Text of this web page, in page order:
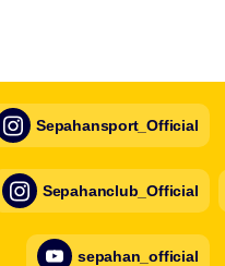
Sepahansport_Official
Sepahanclub_Official
sepahan_official